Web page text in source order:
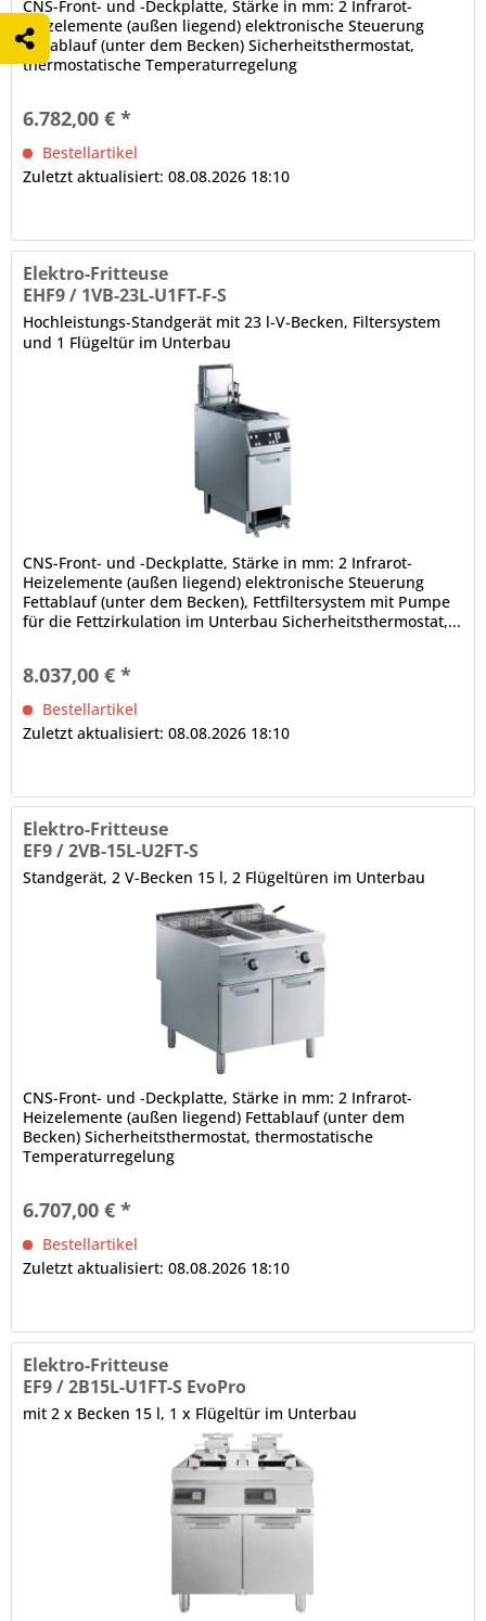
CNS-Front- und -Deckplatte, Stärke in mm: 2 Infrarot-
Heizelemente (außen liegend) elektronische Steuerung
Fettablauf (unter dem Becken) Sicherheitsthermostat,
thermostatische Temperaturregelung
6.782,00 € *
Bestellartikel
Zuletzt aktualisiert: 08.08.2026 18:10
Elektro-Fritteuse
EHF9 / 1VB-23L-U1FT-F-S
Hochleistungs-Standgerät mit 23 l-V-Becken, Filtersystem
und 1 Flügeltür im Unterbau
CNS-Front- und -Deckplatte, Stärke in mm: 2 Infrarot-
Heizelemente (außen liegend) elektronische Steuerung
Fettablauf (unter dem Becken), Fettfiltersystem mit Pumpe
für die Fettzirkulation im Unterbau Sicherheitsthermostat,...
8.037,00 € *
Bestellartikel
Zuletzt aktualisiert: 08.08.2026 18:10
Elektro-Fritteuse
EF9 / 2VB-15L-U2FT-S
Standgerät, 2 V-Becken 15 l, 2 Flügeltüren im Unterbau
CNS-Front- und -Deckplatte, Stärke in mm: 2 Infrarot-
Heizelemente (außen liegend) Fettablauf (unter dem
Becken) Sicherheitsthermostat, thermostatische
Temperaturregelung
6.707,00 € *
Bestellartikel
Zuletzt aktualisiert: 08.08.2026 18:10
Elektro-Fritteuse
EF9 / 2B15L-U1FT-S EvoPro
mit 2 x Becken 15 l, 1 x Flügeltür im Unterbau